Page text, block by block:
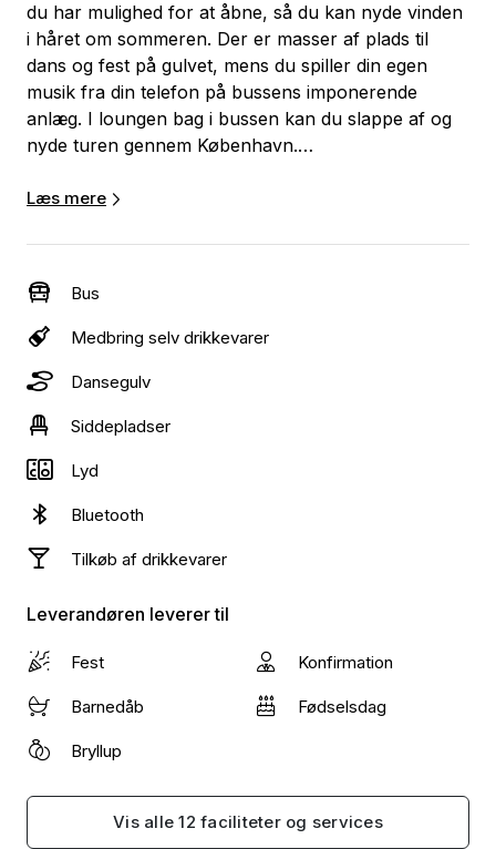
du har mulighed for at åbne, så du kan nyde vinden
i håret om sommeren. Der er masser af plads til
dans og fest på gulvet, mens du spiller din egen
musik fra din telefon på bussens imponerende
anlæg. I loungen bag i bussen kan du slappe af og
nyde turen gennem København.
Som en partybus i København tiltrækker Rudi
forbipasserende. Denne partybus er skabt til
studenterkørsel, polterabend, optog og parader.
Rudi har plads til 48 festglade mennesker. Uanset
om du vil køre til galla, fødselsdag, herrefrokost,
sommerfest, fredagsbar eller noget helt unikt, er det
helt op til dig!
Læs mere
Bus
Medbring selv drikkevarer
Dansegulv
Siddepladser
Lyd
Bluetooth
Tilkøb af drikkevarer
Leverandøren leverer til
Fest Konfirmation
Barnedåb Fødselsdag
Bryllup
Vis alle 12 faciliteter og services